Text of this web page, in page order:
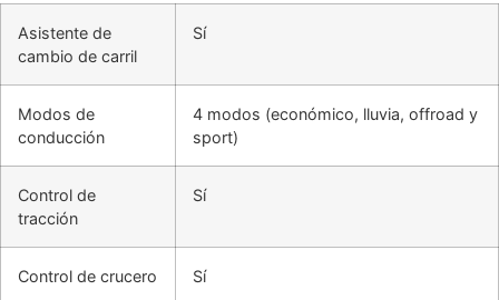
Asistente de
cambio de carril
Sí
Modos de
conducción
4 modos (económico, lluvia, offroad y
sport)
Control de
tracción
Sí
Control de crucero Sí